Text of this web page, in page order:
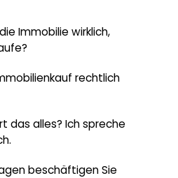
Immobilie wirklich,
rechtlich
das alles? Ich spreche
beschäftigen Sie